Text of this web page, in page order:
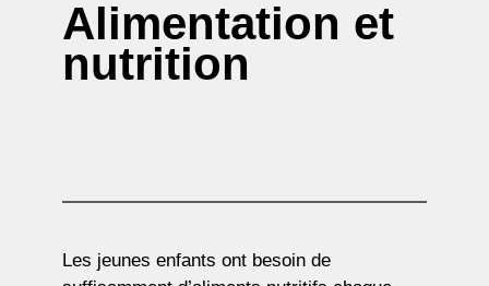
Alimentation et
nutrition
Les jeunes enfants ont besoin de